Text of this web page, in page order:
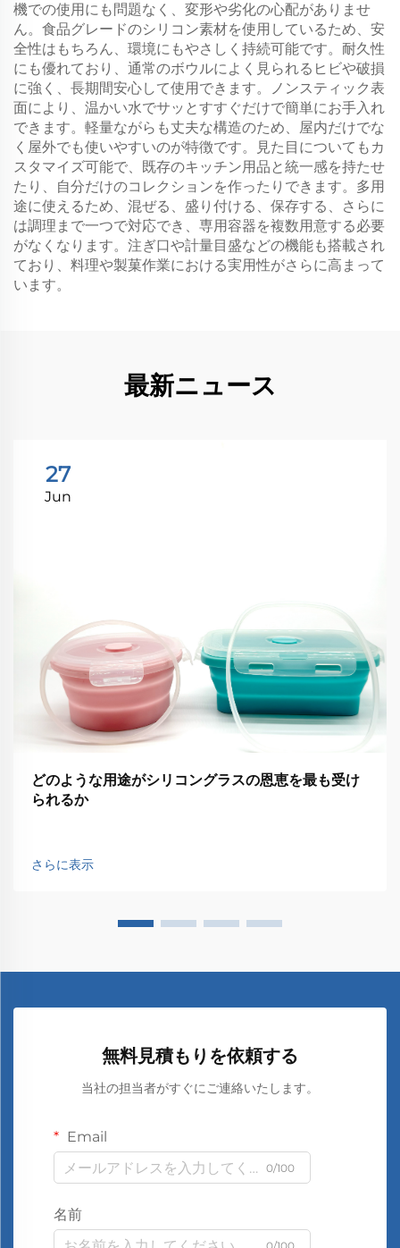
機での使用にも問題なく、変形や劣化の心配がありませ
ん。食品グレードのシリコン素材を使用しているため、安
全性はもちろん、環境にもやさしく持続可能です。耐久性
にも優れており、通常のボウルによく見られるヒビや破損
に強く、長期間安心して使用できます。ノンスティック表
面により、温かい水でサッとすすぐだけで簡単にお手入れ
できます。軽量ながらも丈夫な構造のため、屋内だけでな
く屋外でも使いやすいのが特徴です。見た目についてもカ
スタマイズ可能で、既存のキッチン用品と統一感を持たせ
たり、自分だけのコレクションを作ったりできます。多用
途に使えるため、混ぜる、盛り付ける、保存する、さらに
は調理まで一つで対応でき、専用容器を複数用意する必要
がなくなります。注ぎ口や計量目盛などの機能も搭載され
ており、料理や製菓作業における実用性がさらに高まって
います。
最新ニュース
27
Jun
どのような用途がシリコングラスの恩恵を最も受け
られるか
さらに表示
無料見積もりを依頼する
当社の担当者がすぐにご連絡いたします。
Email
0/100
名前